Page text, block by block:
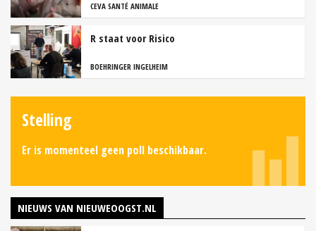
CEVA SANTÉ ANIMALE
R staat voor Risico
BOEHRINGER INGELHEIM
Stelling
Er is momenteel geen poll beschikbaar.
NIEUWS VAN NIEUWEOOGST.NL